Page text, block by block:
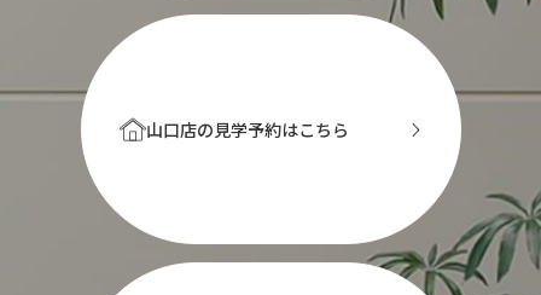
山口店の見学予約はこちら